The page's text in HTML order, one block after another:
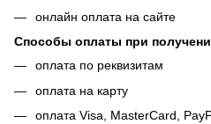
онлайн оплата на сайте
Способы оплаты при
оплата по реквизитам
оплата на карту
оплата Visa, MasterCard,